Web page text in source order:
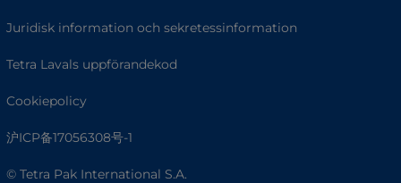
Juridisk information och sekretessinformation
Tetra Lavals uppförandekod
Cookiepolicy
沪ICP备17056308号-1
© Tetra Pak International S.A.